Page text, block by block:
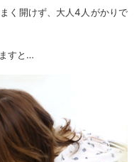
く開けず、大人4人がかりで
すと…